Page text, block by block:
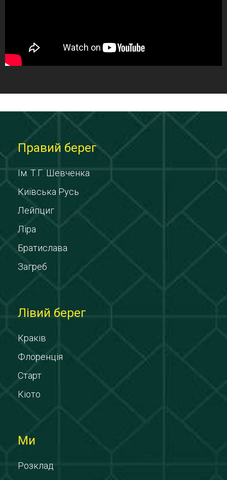
Правий берег
Ім. Т.Г. Шевченка
Київська Русь
Лейпциг
Ліра
Братислава
Загреб
Лівий берег
Краків
Флоренція
Старт
Кіото
Ми
Розклад